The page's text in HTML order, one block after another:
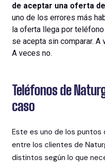
de aceptar una oferta de
uno de los errores más
la oferta llega por teléfono
se acepta sin comparar. A
A veces no.
Teléfonos de
caso
Este es uno de los puntos
entre los clientes de
distintos según lo que